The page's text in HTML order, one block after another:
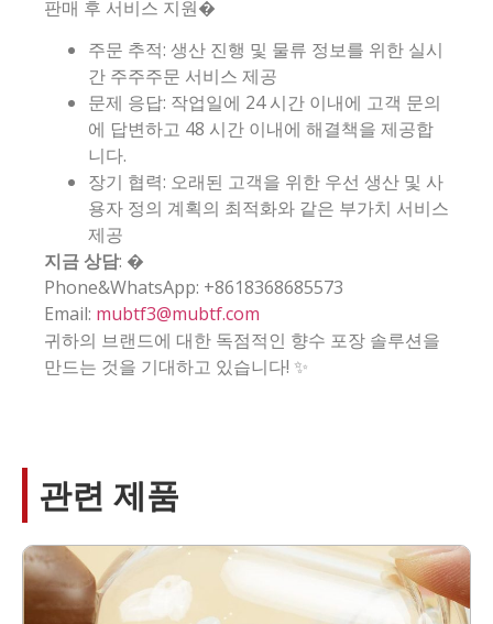
판매 후 서비스 지원�️
주문 추적: 생산 진행 및 물류 정보를 위한 실시
간 주주주문 서비스 제공
문제 응답: 작업일에 24 시간 이내에 고객 문의
에 답변하고 48 시간 이내에 해결책을 제공합
니다.
장기 협력: 오래된 고객을 위한 우선 생산 및 사
용자 정의 계획의 최적화와 같은 부가치 서비스
제공
지금 상담: �
Phone&WhatsApp: +8618368685573
Email: mubtf3@mubtf.com
귀하의 브랜드에 대한 독점적인 향수 포장 솔루션을
만드는 것을 기대하고 있습니다! ✨
관련 제품